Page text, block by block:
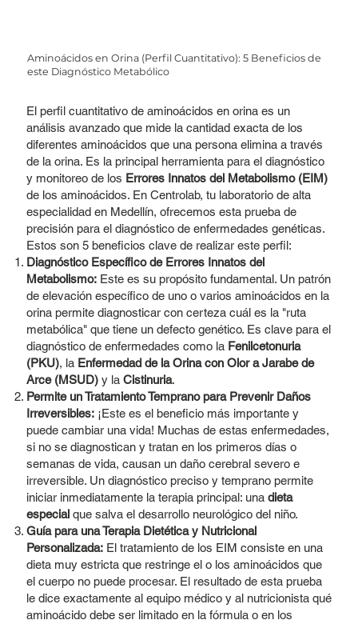
Aminoácidos en Orina (Perfil Cuantitativo): 5 Beneficios de
este Diagnóstico Metabólico
El perfil cuantitativo de aminoácidos en orina es un
análisis avanzado que mide la cantidad exacta de los
diferentes aminoácidos que una persona elimina a través
de la orina. Es la principal herramienta para el diagnóstico
y monitoreo de los Errores Innatos del Metabolismo (EIM)
de los aminoácidos. En Centrolab, tu laboratorio de alta
especialidad en Medellín, ofrecemos esta prueba de
precisión para el diagnóstico de enfermedades genéticas.
Estos son 5 beneficios clave de realizar este perfil:
Diagnóstico Específico de Errores Innatos del
Metabolismo:Este es su propósito fundamental. Un patrón
de elevación específico de uno o varios aminoácidos en la
orina permite diagnosticar con certeza cuál es la "ruta
metabólica" que tiene un defecto genético. Es clave para el
diagnóstico de enfermedades como la Fenilcetonuria
(PKU), la Enfermedad de la Orina con Olor a Jarabe de
Arce (MSUD)y la Cistinuria.
Permite un Tratamiento Temprano para Prevenir Daños
Irreversibles:¡Este es el beneficio más importante y
puede cambiar una vida! Muchas de estas enfermedades,
si no se diagnostican y tratan en los primeros días o
semanas de vida, causan un daño cerebral severo e
irreversible. Un diagnóstico preciso y temprano permite
iniciar inmediatamente la terapia principal: una dieta
especialque salva el desarrollo neurológico del niño.
Guía para una Terapia Dietética y Nutricional
Personalizada:El tratamiento de los EIM consiste en una
dieta muy estricta que restringe el o los aminoácidos que
el cuerpo no puede procesar. El resultado de esta prueba
le dice exactamente al equipo médico y al nutricionista qué
aminoácido debe ser limitado en la fórmula o en los